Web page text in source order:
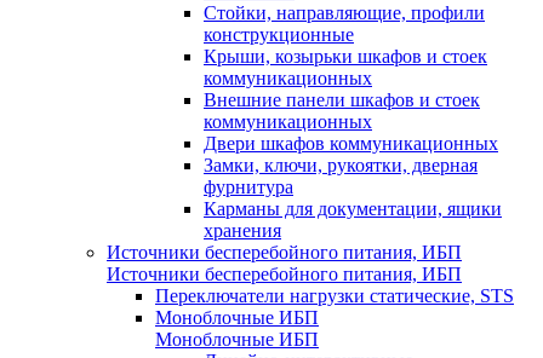
Стойки, направляющие, профили
конструкционные
Крыши, козырьки шкафов и стоек
коммуникационных
Внешние панели шкафов и стоек
коммуникационных
Двери шкафов коммуникационных
Замки, ключи, рукоятки, дверная
фурнитура
Карманы для документации, ящики
хранения
Источники бесперебойного питания, ИБП
Источники бесперебойного питания, ИБП
Переключатели нагрузки статические, STS
Моноблочные ИБП
Моноблочные ИБП